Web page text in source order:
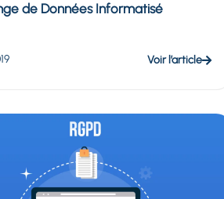
de Données Informatisé
Voir l’article